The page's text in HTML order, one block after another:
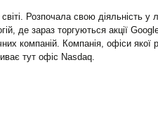
Розпочала свою діяльність
де зараз торгуються акції
компаній. Компанія, офіси якої
тут офіс Nasdaq.